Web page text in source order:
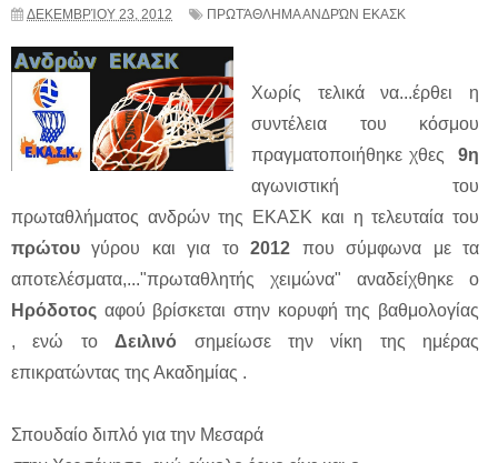
ΔΕΚΕΜΒΡΊΟΥ 23, 2012 ΠΡΩΤΆΘΛΗΜΑ ΑΝΔΡΏΝ ΕΚΑΣΚ
Χωρίς τελικά να...έρθει η
συντέλεια του κόσμου
πραγματοποιήθηκε χθες 9η
αγωνιστική του
πρωταθλήματος ανδρών της ΕΚΑΣΚ και η τελευταία του
πρώτου γύρου και για το2012 που σύμφωνα με τα
αποτελέσματα,..."πρωταθλητής χειμώνα" αναδείχθηκε ο
Ηρόδοτος αφού βρίσκεται στην κορυφή της βαθμολογίας
, ενώ τοΔειλινό σημείωσε την νίκη της ημέρας
επικρατώντας της Ακαδημίας .
Σπουδαίο διπλό για την Μεσαρά